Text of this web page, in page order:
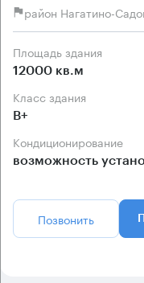
район Нагатино-
Площадь здания
12000 кв.м
Класс здания
B+
Кондиционирование
возможность
Позвонить